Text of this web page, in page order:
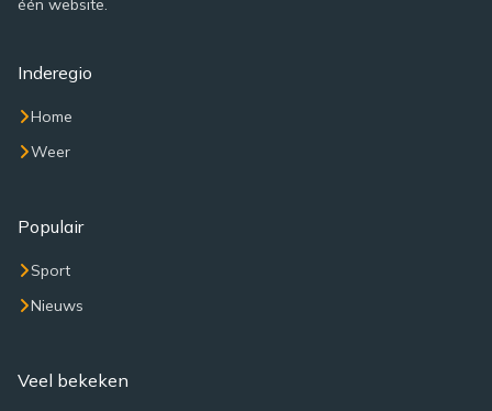
één website.
Inderegio
Home
Weer
Populair
Sport
Nieuws
Veel bekeken